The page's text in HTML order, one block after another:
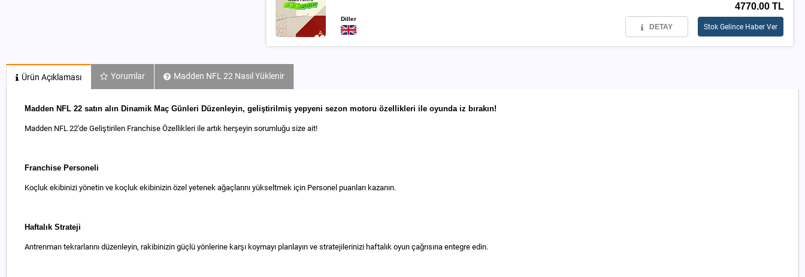
Diller
4770.00 TL
DETAY Stok Gelince Haber Ver
Ürün Açıklaması Yorumlar Madden NFL 22 Nasıl Yüklenir
Madden NFL 22 satın alın Dinamik Maç Günleri Düzenleyin, geliştirilmiş yepyeni sezon motoru özellikleri ile oyunda iz bırakın!
Madden NFL 22'de Geliştirilen Franchise Özellikleri ile artık herşeyin sorumluğu size ait!
Franchise Personeli
Koçluk ekibinizi yönetin ve koçluk ekibinizin özel yetenek ağaçlarını yükseltmek için Personel puanları kazanın.
Haftalık Strateji
Antrenman tekrarlarını düzenleyin, rakibinizin güçlü yönlerine karşı koymayı planlayın ve stratejilerinizi haftalık oyun çağrısına entegre edin.